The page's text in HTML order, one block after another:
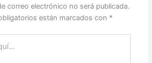
correo electrónico no será publicada.
están marcados con *